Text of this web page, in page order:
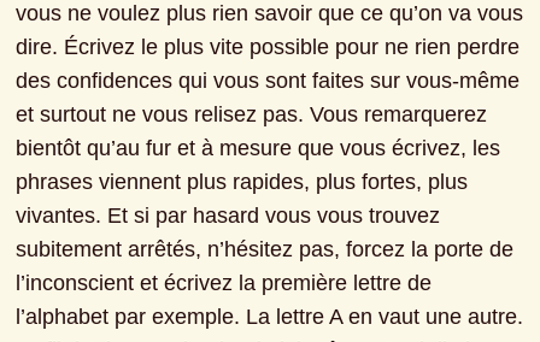
vous ne voulez plus rien savoir que ce qu’on va vous
dire. Écrivez le plus vite possible pour ne rien perdre
des confidences qui vous sont faites sur vous-même
et surtout ne vous relisez pas. Vous remarquerez
bientôt qu’au fur et à mesure que vous écrivez, les
phrases viennent plus rapides, plus fortes, plus
vivantes. Et si par hasard vous vous trouvez
subitement arrêtés, n’hésitez pas, forcez la porte de
l’inconscient et écrivez la première lettre de
l’alphabet par exemple. La lettre A en vaut une autre.